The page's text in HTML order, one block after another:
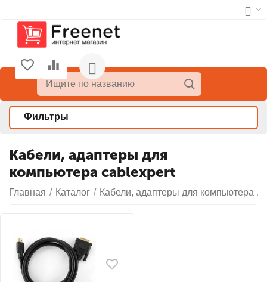
Фильтры
Кабели, адаптеры для
компьютера cablexpert
Главная / Каталог / Кабели, адаптеры для компьютера /